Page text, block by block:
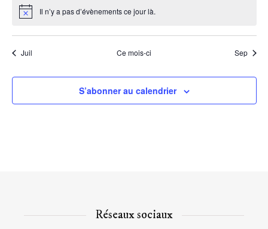
Notice Il n’y a pas d’évènements ce jour là.
Juil Ce mois-ci Sep
S’abonner au calendrier
Réseaux sociaux